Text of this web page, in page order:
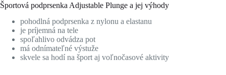
Športová podprsenka Adjustable Plunge a jej výhody
pohodlná podprsenka z nylonu a elastanu
je príjemná na tele
spoľahlivo odvádza pot
má odnímateľné výstuže
skvele sa hodí na šport aj voľnočasové aktivity